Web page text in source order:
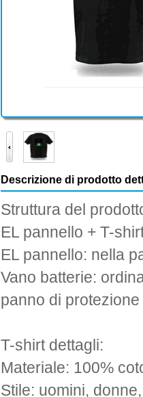
Descrizione di prodotto
Struttura del
EL pannello + T-
EL pannello: nella
Vano batterie:
panno di protezione
T-shirt dettagli:
Materiale: 100%
Stile: uomini,